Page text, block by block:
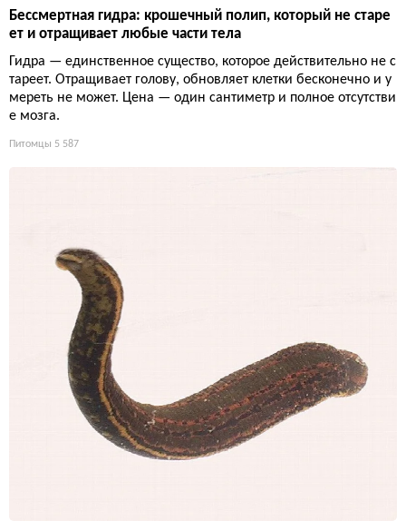
Бессмертная гидра: крошечный полип, который не старе
ет и отращивает любые части тела
Гидра — единственное существо, которое действительно не с
тареет. Отращивает голову, обновляет клетки бесконечно и у
мереть не может. Цена — один сантиметр и полное отсутстви
е мозга.
Питомцы 5 587